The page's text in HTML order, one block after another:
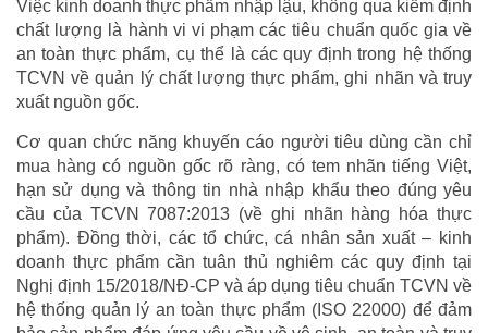
Việc kinh doanh thực phẩm nhập lậu, không qua kiểm định
chất lượng là hành vi vi phạm các tiêu chuẩn quốc gia về
an toàn thực phẩm, cụ thể là các quy định trong hệ thống
TCVN về quản lý chất lượng thực phẩm, ghi nhãn và truy
xuất nguồn gốc.
Cơ quan chức năng khuyến cáo người tiêu dùng cần chỉ
mua hàng có nguồn gốc rõ ràng, có tem nhãn tiếng Việt,
hạn sử dụng và thông tin nhà nhập khẩu theo đúng yêu
cầu của TCVN 7087:2013 (về ghi nhãn hàng hóa thực
phẩm). Đồng thời, các tổ chức, cá nhân sản xuất – kinh
doanh thực phẩm cần tuân thủ nghiêm các quy định tại
Nghị định 15/2018/NĐ-CP và áp dụng tiêu chuẩn TCVN về
hệ thống quản lý an toàn thực phẩm (ISO 22000) để đảm